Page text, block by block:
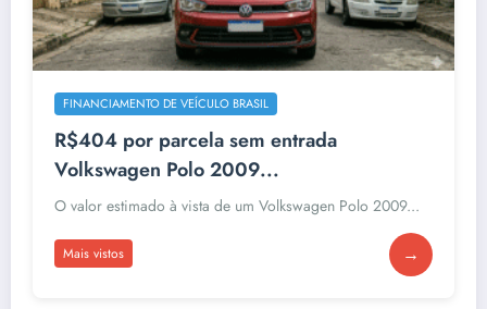
FINANCIAMENTO DE VEÍCULO BRASIL
R$404 por parcela sem entrada
Volkswagen Polo 2009...
O valor estimado à vista de um Volkswagen Polo 2009...
Mais vistos →